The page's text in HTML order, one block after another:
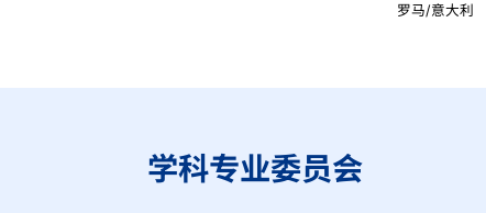
罗马/意大利
学科专业委员会